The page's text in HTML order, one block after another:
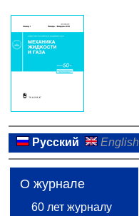
Русский English
О журнале
60 лет журналу